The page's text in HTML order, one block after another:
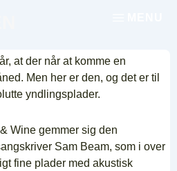
at der når at komme en
Men her er den, og det er til
yndlingsplader.
Wine gemmer sig den
Sam Beam, som i over
fine plader med akustisk